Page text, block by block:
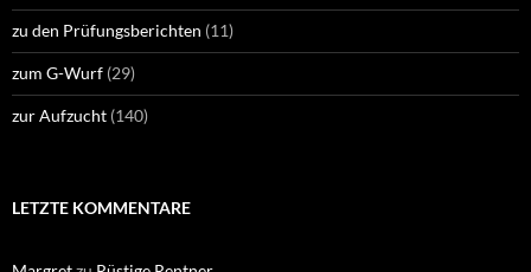
zu den Prüfungsberichten (11)
zum G-Wurf (29)
zur Aufzucht (140)
LETZTE KOMMENTARE